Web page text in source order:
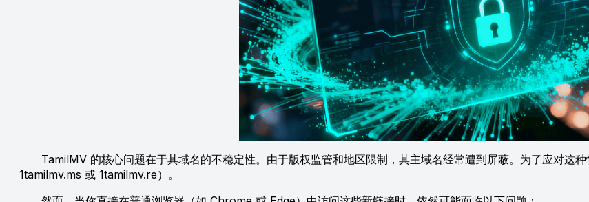
TamilMV 的核心问题在于其域名的不稳定性。由于版权监管和地区限制，其主域名经常遭到屏蔽。为了应对这种
1tamilmv.ms 或 1tamilmv.re）。